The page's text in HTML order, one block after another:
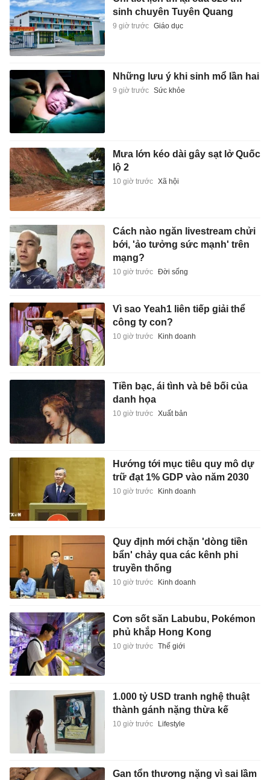
sinh chuyên Tuyên Quang
9 giờ trước Giáo dục
Những lưu ý khi sinh mổ lần hai
9 giờ trước Sức khỏe
Mưa lớn kéo dài gây sạt lở Quốc
lộ 2
10 giờ trước Xã hội
Cách nào ngăn livestream chửi
bới, 'ảo tưởng sức mạnh' trên
mạng?
10 giờ trước Đời sống
Vì sao Yeah1 liên tiếp giải thể
công ty con?
10 giờ trước Kinh doanh
Tiền bạc, ái tình và bê bối của
danh họa
10 giờ trước Xuất bản
Hướng tới mục tiêu quy mô dự
trữ đạt 1% GDP vào năm 2030
10 giờ trước Kinh doanh
Quy định mới chặn 'dòng tiền
bẩn' chảy qua các kênh phi
truyền thống
10 giờ trước Kinh doanh
Cơn sốt săn Labubu, Pokémon
phủ khắp Hong Kong
10 giờ trước Thế giới
1.000 tỷ USD tranh nghệ thuật
thành gánh nặng thừa kế
10 giờ trước Lifestyle
Gan tổn thương nặng vì sai lầm